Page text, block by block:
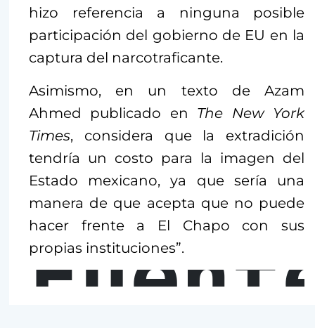
hizo referencia a ninguna posible
participación del gobierno de EU en la
captura del narcotraficante.
Asimismo, en un texto de Azam
Ahmed publicado en The New York
Times, considera que la extradición
tendría un costo para la imagen del
Estado mexicano, ya que sería una
manera de que acepta que no puede
hacer frente a El Chapo con sus
propias instituciones”.